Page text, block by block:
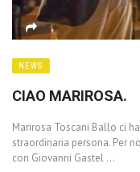
NEWS
CIAO MARIROSA.
Marirosa Toscani Ballo ci
straordinaria persona. Per
con Giovanni Gastel ...